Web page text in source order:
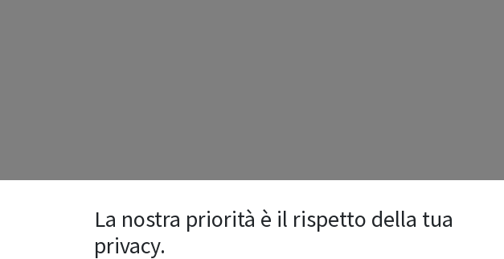
Specifications
La nostra priorità è il rispetto della tua
privacy.